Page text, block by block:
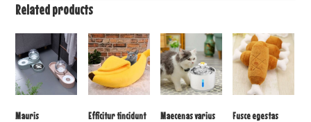
Related products
Mauris
Efficitur tincidunt
Maecenas varius
Fusce egestas